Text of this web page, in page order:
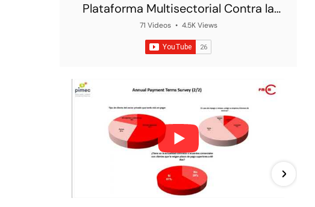
Plataforma Multisectorial Contra la
Morosidad
71 Videos • 4.5K Views